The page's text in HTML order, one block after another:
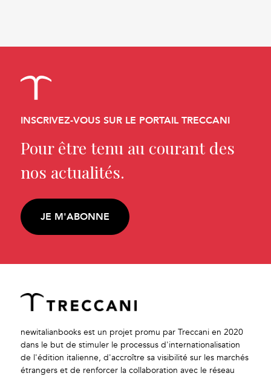
INSCRIVEZ-VOUS SUR LE PORTAIL TRECCANI
Pour être tenu au courant des
nos actualités.
JE M'ABONNE
newitalianbooks est un projet promu par Treccani en 2020
dans le but de stimuler le processus d'internationalisation
de l'édition italienne, d'accroître sa visibilité sur les marchés
étrangers et de renforcer la collaboration avec le réseau